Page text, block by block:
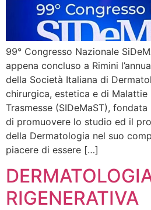
99° Congresso Nazionale
appena concluso a Rimini
della Società Italiana di
chirurgica, estetica e di Malattie
Trasmesse (SIDeMaST),
di promuovere lo studio ed il
della Dermatologia nel suo
piacere di essere […]
RIGENERATIVA